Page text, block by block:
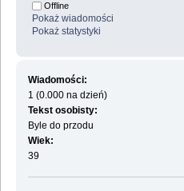
Offline
Pokaż wiadomości
Pokaż statystyki
Wiadomości:
1 (0.000 na dzień)
Tekst osobisty:
Byle do przodu
Wiek:
39